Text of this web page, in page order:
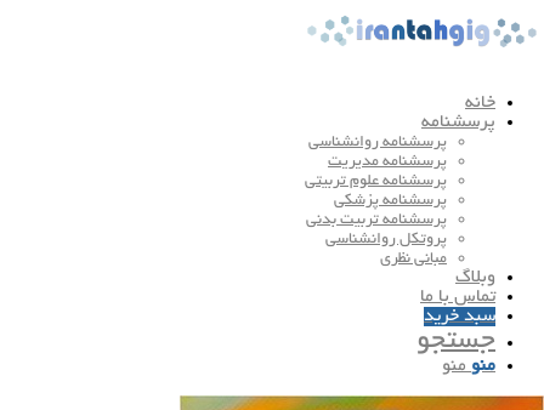
خانه
پرسشنامه
پرسشنامه روانشناسی
پرسشنامه مدیریت
پرسشنامه علوم تربیتی
پرسشنامه پزشکی
پرسشنامه تربیت بدنی
پروتکل روانشناسی
مبانی نظری
وبلاگ
تماس با ما
سبد خرید
جستجو
منو منو